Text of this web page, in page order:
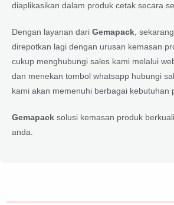
diaplikasikan dalam produk cetak secara
Dengan layanan dari Gemapack ,
direpotkan lagi dengan urusan kemasan
cukup menghubungi sales kami melalui
dan menekan tombol whatsapp hubungi
kami akan memenuhi berbagai kebutuhan
Gemapack solusi kemasan produk
anda.